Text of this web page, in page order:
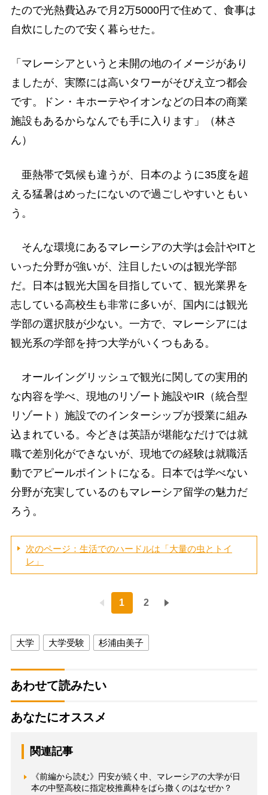
たので光熱費込みで月2万5000円で住めて、食事は
自炊にしたので安く暮らせた。
「マレーシアというと未開の地のイメージがあり
ましたが、実際には高いタワーがそびえ立つ都会
です。ドン・キホーテやイオンなどの日本の商業
施設もあるからなんでも手に入ります」（林さ
ん）
亜熱帯で気候も違うが、日本のように35度を超
える猛暑はめったにないので過ごしやすいともい
う。
そんな環境にあるマレーシアの大学は会計やITと
いった分野が強いが、注目したいのは観光学部
だ。日本は観光大国を目指していて、観光業界を
志している高校生も非常に多いが、国内には観光
学部の選択肢が少ない。一方で、マレーシアには
観光系の学部を持つ大学がいくつもある。
オールイングリッシュで観光に関しての実用的
な内容を学べ、現地のリゾート施設やIR（統合型
リゾート）施設でのインターシップが授業に組み
込まれている。今どきは英語が堪能なだけでは就
職で差別化ができないが、現地での経験は就職活
動でアピールポイントになる。日本では学べない
分野が充実しているのもマレーシア留学の魅力だ
ろう。
次のページ：生活でのハードルは「大量の虫とトイ
レ」
1 2
大学 大学受験 杉浦由美子
あわせて読みたい
あなたにオススメ
関連記事
《前編から読む》円安が続く中、マレーシアの大学が日
本の中堅高校に指定校推薦枠をばら撒くのはなぜか？